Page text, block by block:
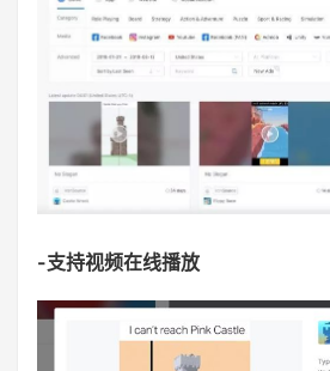
-支持视频在线播放